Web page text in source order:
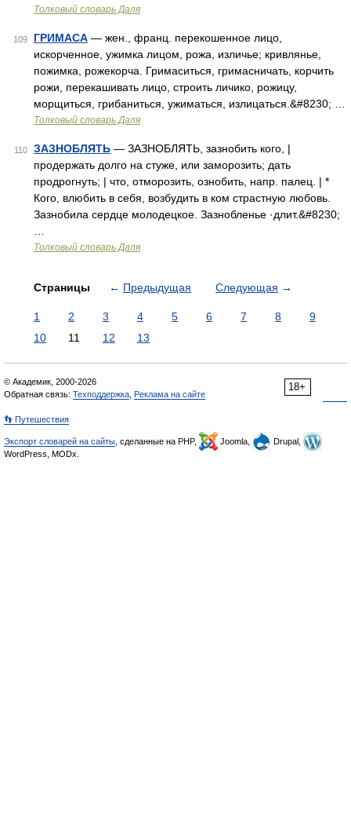
Толковый словарь Даля
109 ГРИМАСА — жен., франц. перекошенное лицо,
искорченное, ужимка лицом, рожа, изличье; кривлянье,
пожимка, рожекорча. Гримаситься, гримасничать, корчить
рожи, перекашивать лицо, строить личико, рожицу,
морщиться, грибаниться, ужиматься, излицаться.&#8230; …
Толковый словарь Даля
110 ЗАЗНОБЛЯТЬ — ЗАЗНОБЛЯТЬ, зазнобить кого, |
продержать долго на стуже, или заморозить; дать
продрогнуть; | что, отморозить, ознобить, напр. палец. | *
Кого, влюбить в себя, возбудить в ком страстную любовь.
Зазнобила сердце молодецкое. Зазнобленье ·длит.&#8230;
Толковый словарь Даля
Страницы ← Предыдущая Следующая →
1 2 3 4 5 6 7 8
9
10
11 12 13
18+
© Академик, 2000-2026
Обратная связь: Техподдержка Реклама на сайте
👣 Путешествия
Экспорт словарей на сайты , сделанные на PHP, Joomla,
Drupal,
WordPress, MODx.